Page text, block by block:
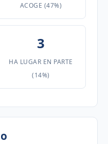
ACOGE (47%)
3
HA LUGAR EN PARTE
(14%)